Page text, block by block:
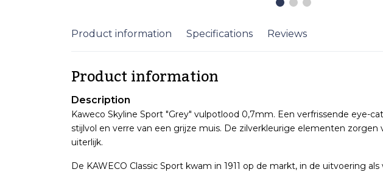
Product information Specifications Reviews
Product information
Description
Kaweco Skyline Sport "Grey" vulpotlood 0,7mm. Een verfrissende eye-
stijlvol en verre van een grijze muis. De zilverkleurige elementen zorgen
uiterlijk.
De KAWECO Classic Sport kwam in 1911 op de markt, in de uitvoering